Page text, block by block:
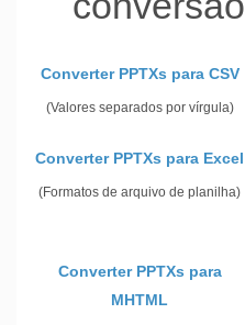
Converter PPTXs para CSV
(Valores separados por vírgula)
Converter PPTXs para Excel
(Formatos de arquivo de planilha)
Converter PPTXs para
MHTML